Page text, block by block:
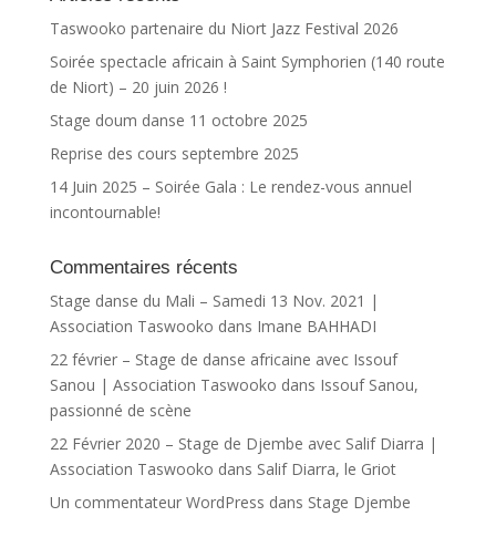
Taswooko partenaire du Niort Jazz Festival 2026
Soirée spectacle africain à Saint Symphorien (140 route
de Niort) – 20 juin 2026 !
Stage doum danse 11 octobre 2025
Reprise des cours septembre 2025
14 Juin 2025 – Soirée Gala : Le rendez-vous annuel
incontournable!
Commentaires récents
Stage danse du Mali – Samedi 13 Nov. 2021 |
Association Taswooko dans Imane BAHHADI
22 février – Stage de danse africaine avec Issouf
Sanou | Association Taswooko dans Issouf Sanou,
passionné de scène
22 Février 2020 – Stage de Djembe avec Salif Diarra |
Association Taswooko dans Salif Diarra, le Griot
Un commentateur WordPress dans Stage Djembe